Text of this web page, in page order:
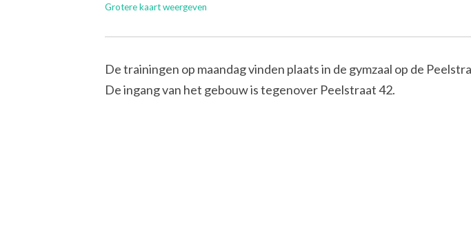
Grotere kaart weergeven
De trainingen op maandag vinden plaats in de gymzaal op de
De ingang van het gebouw is tegenover Peelstraat 42.